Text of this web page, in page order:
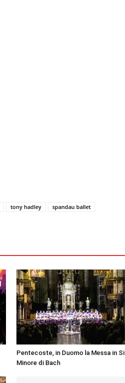
tony hadley
spandau ballet
Pentecoste, in Duomo la Messa in Si
Minore di Bach